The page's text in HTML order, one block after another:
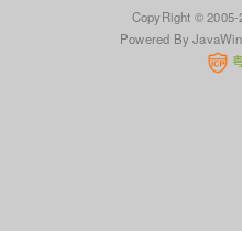
CopyRight ©
Powered By